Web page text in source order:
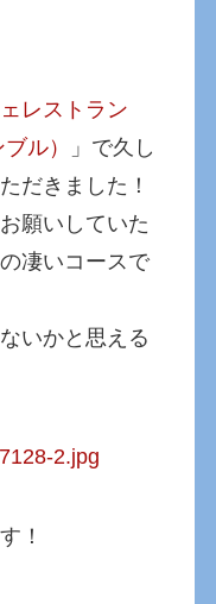
レストラン
ル）
」で久し
だきました！
願いしていた
凄いコースで
いかと思える
！